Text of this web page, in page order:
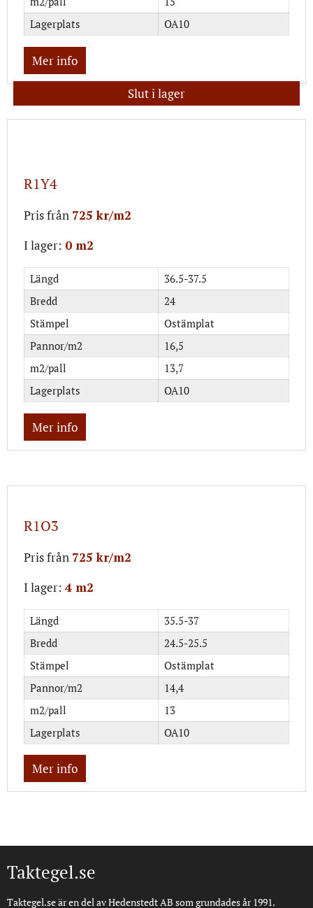
Lagerplats
OA10
Mer info
Slut i lager
R1Y4
Pris från 725 kr/m2
I lager: 0 m2
Längd
36.5-37.5
Bredd
24
Stämpel
Ostämplat
Pannor/m2
16,5
m2/pall
13,7
Lagerplats
OA10
Mer info
R1O3
Pris från 725 kr/m2
I lager: 4 m2
Längd
35.5-37
Bredd
24.5-25.5
Stämpel
Ostämplat
Pannor/m2
14,4
m2/pall
13
Lagerplats
OA10
Mer info
Taktegel.se
Taktegel.se är en del av Hedenstedt AB som grundades år 1991.